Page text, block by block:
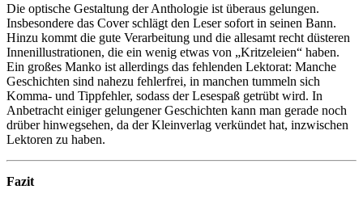
Die optische Gestaltung der Anthologie ist überaus gelungen.
Insbesondere das Cover schlägt den Leser sofort in seinen Bann.
Hinzu kommt die gute Verarbeitung und die allesamt recht düsteren
Innenillustrationen, die ein wenig etwas von „Kritzeleien“ haben.
Ein großes Manko ist allerdings das fehlenden Lektorat: Manche
Geschichten sind nahezu fehlerfrei, in manchen tummeln sich
Komma- und Tippfehler, sodass der Lesespaß getrübt wird. In
Anbetracht einiger gelungener Geschichten kann man gerade noch
drüber hinwegsehen, da der Kleinverlag verkündet hat, inzwischen
Lektoren zu haben.
Fazit